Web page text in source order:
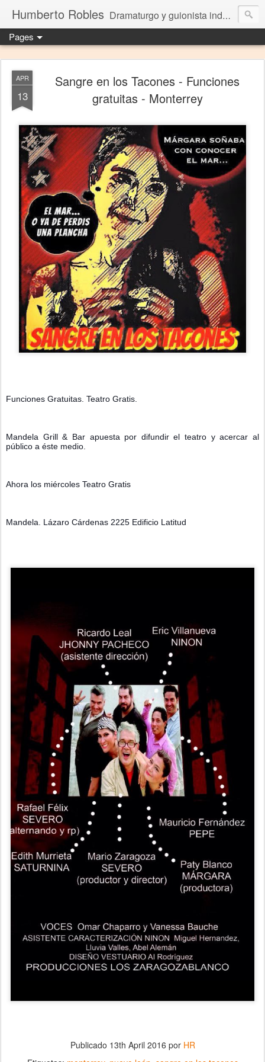
Humberto Robles Dramaturgo y guionista independiente
Pages
APR
13
Sangre en los Tacones - Funciones
gratuitas - Monterrey
Funciones Gratuitas. Teatro Gratis.
Mandela Grill & Bar apuesta por difundir el teatro y acercar al
público a éste medio.
Ahora los miércoles Teatro Gratis
Mandela. Lázaro Cárdenas 2225 Edificio Latitud
Publicado 13th April 2016 por HR